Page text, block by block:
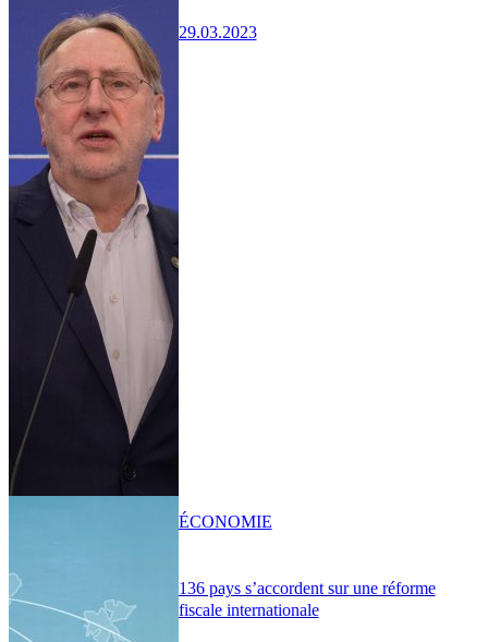
29.03.2023
136 pays s’accordent sur une réforme
fiscale internationale
ÉCONOMIE